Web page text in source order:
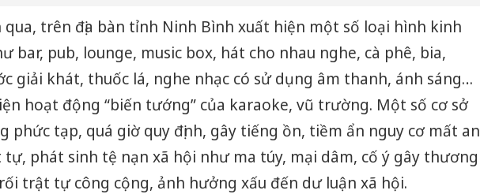
qua, trên địa bàn tỉnh Ninh Bình xuất hiện một số loại hình kinh
bar, pub, lounge, music box, hát cho nhau nghe, cà phê, bia,
giải khát, thuốc lá, nghe nhạc có sử dụng âm thanh, ánh sáng…
hoạt động “biến tướng” của karaoke, vũ trường. Một số cơ sở
phức tạp, quá giờ quy định, gây tiếng ồn, tiềm ẩn nguy cơ mất an
phát sinh tệ nạn xã hội như ma túy, mại dâm, cố ý gây thương
trật tự công cộng, ảnh hưởng xấu đến dư luận xã hội.